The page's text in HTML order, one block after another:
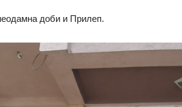
доби и Прилеп.